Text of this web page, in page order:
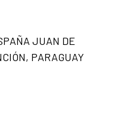
JUAN DE
PARAGUAY